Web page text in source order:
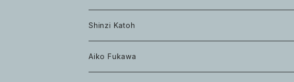
Shinzi Katoh
Aiko Fukawa